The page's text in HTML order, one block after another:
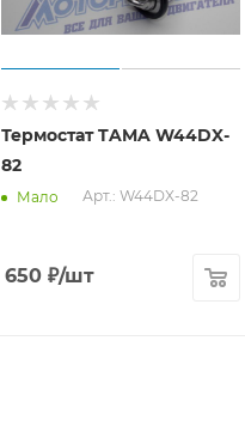
Термостат TAMA W44DX-
82
Мало Арт.: W44DX-82
650 ₽/шт